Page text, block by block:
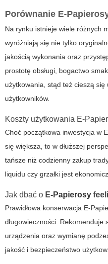
Porównanie E-
Na rynku istnieje wiele różnych
wyróżniają się nie tylko
jakością wykonania oraz
prostotę obsługi, bogactwo
użytkowania, stąd też cieszą
użytkowników.
Koszty użytkowania E-
Choć początkowa inwestycja w
się większa, to w dłuższej
tańsze niż codzienny zakup
liquidu czy grzałki jest
Jak dbać o E-Papierosy
Prawidłowa konserwacja E-
długowieczności. Rekomenduje
urządzenia oraz wymianę
jakość i bezpieczeństwo